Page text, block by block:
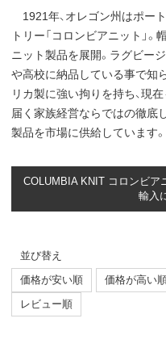
1921年、オレゴン州はポー
トリー「コロンビアニット」。
ニット製品を展開。ラグビー
や高校に納品している事で知
リカ製に強い拘りを持ち、現
届く家族経営ならではの徹底
製品を市場に供給しています。
COLUMBIA KNIT コロンビア
輸入
並び替え
価格が安い順
価格が高い
レビュー順